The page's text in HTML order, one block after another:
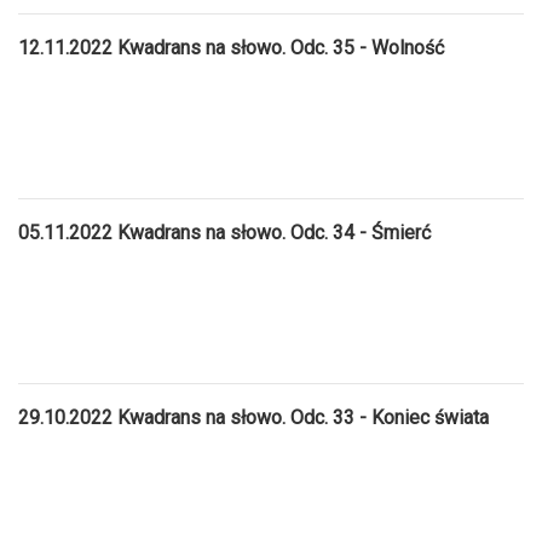
12.11.2022 Kwadrans na słowo. Odc. 35 - Wolność
05.11.2022 Kwadrans na słowo. Odc. 34 - Śmierć
29.10.2022 Kwadrans na słowo. Odc. 33 - Koniec świata